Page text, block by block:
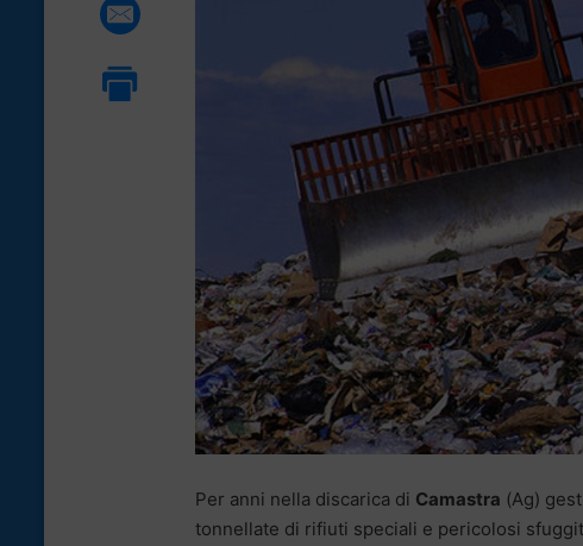
Per anni nella discarica di Camastra (Ag)
tonnellate di rifiuti speciali e pericolosi